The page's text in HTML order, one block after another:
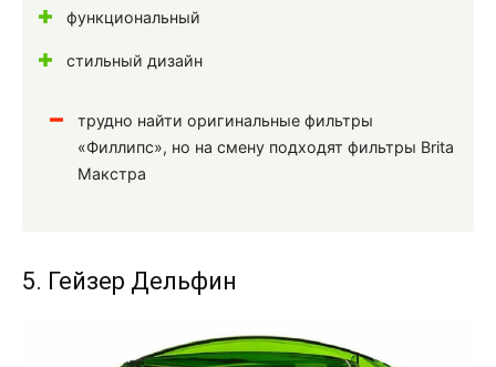
функциональный
стильный дизайн
трудно найти оригинальные фильтры
«Филлипс», но на смену подходят фильтры Brita
Макстра
5. Гейзер Дельфин